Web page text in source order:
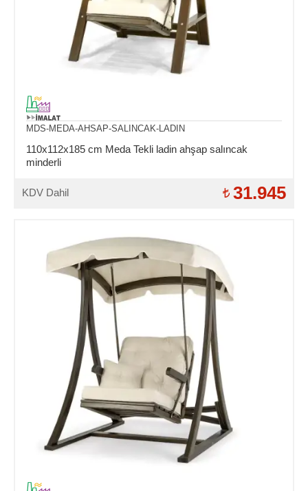
MDS-MEDA-AHSAP-SALINCAK-LADIN
110x112x185 cm Meda Tekli ladin ahşap salıncak
minderli
KDV Dahil 31.945